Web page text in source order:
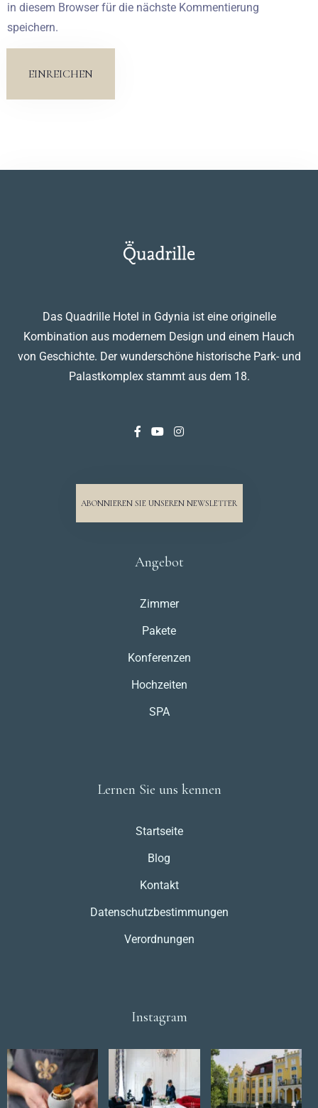
in diesem Browser für die nächste Kommentierung
speichern.
EINREICHEN
Das Quadrille Hotel in Gdynia ist eine originelle
Kombination aus modernem Design und einem Hauch
von Geschichte. Der wunderschöne historische Park- und
Palastkomplex stammt aus dem 18.
ABONNIEREN SIE UNSEREN NEWSLETTER
Angebot
Zimmer
Pakete
Konferenzen
Hochzeiten
SPA
Lernen Sie uns kennen
Startseite
Blog
Kontakt
Datenschutzbestimmungen
Verordnungen
Instagram